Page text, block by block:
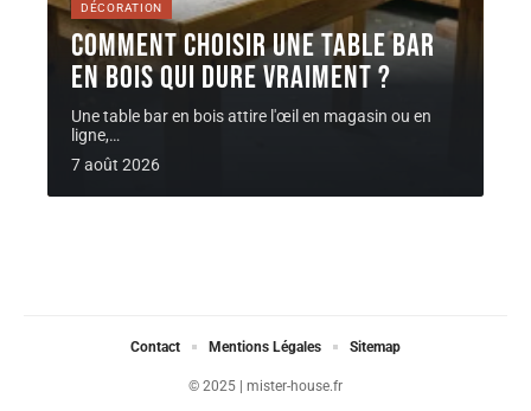
DÉCORATION
Comment choisir une Table bar
en bois qui dure vraiment ?
Une table bar en bois attire l'œil en magasin ou en
ligne,…
7 août 2026
© 2025 | mister-house.fr
Contact Mentions Légales Sitemap